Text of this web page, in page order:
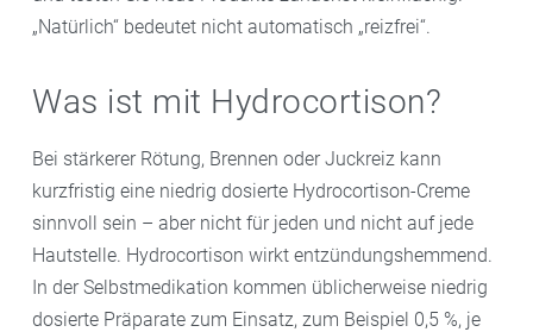
„Natürlich“ bedeutet nicht automatisch „reizfrei“.
Was ist mit Hydrocortison?
Bei stärkerer Rötung, Brennen oder Juckreiz kann
kurzfristig eine niedrig dosierte Hydrocortison-Creme
sinnvoll sein – aber nicht für jeden und nicht auf jede
Hautstelle. Hydrocortison wirkt entzündungshemmend.
In der Selbstmedikation kommen üblicherweise niedrig
dosierte Präparate zum Einsatz, zum Beispiel 0,5 %, je